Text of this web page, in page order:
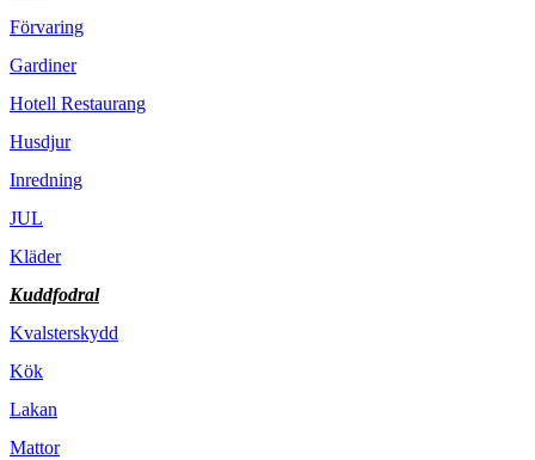
Förvaring
Gardiner
Hotell Restaurang
Husdjur
Inredning
JUL
Kläder
Kuddfodral
Kvalsterskydd
Kök
Lakan
Mattor